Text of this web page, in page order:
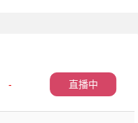
-
直播中